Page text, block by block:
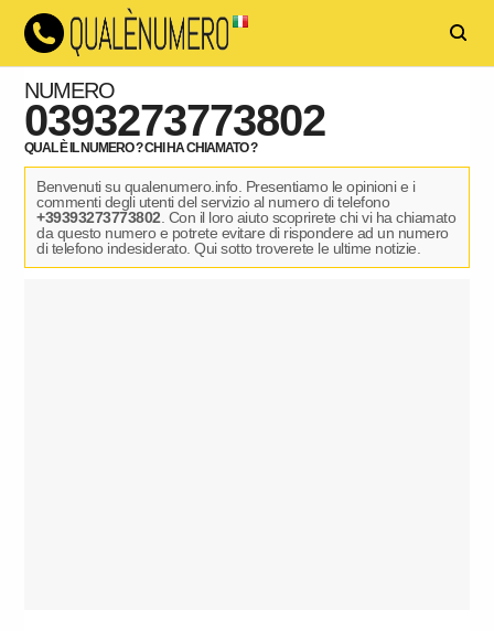
NUMERO
0393273773802
QUAL È IL NUMERO ? CHI HA CHIAMATO ?
Benvenuti su qualenumero.info. Presentiamo le opinioni e i
commenti degli utenti del servizio al numero di telefono
+39393273773802 . Con il loro aiuto scoprirete chi vi ha chiamato
da questo numero e potrete evitare di rispondere ad un numero
di telefono indesiderato. Qui sotto troverete le ultime notizie.